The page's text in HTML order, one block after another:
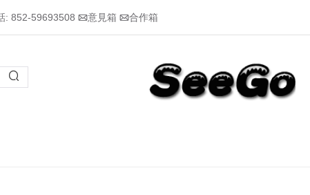
: 852-59693508 意見箱 合作箱
